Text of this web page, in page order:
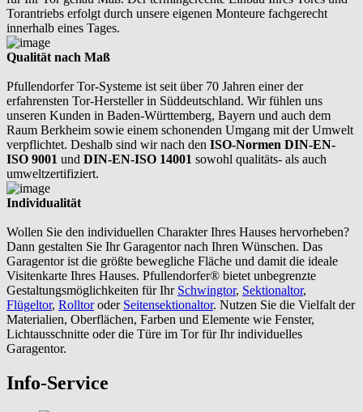
Torantriebs erfolgt durch unsere eigenen Monteure fachgerecht
innerhalb eines Tages.
Qualität nach Maß
Pfullendorfer Tor-Systeme ist seit über 70 Jahren einer der
erfahrensten Tor-Hersteller in Süddeutschland. Wir fühlen uns
unseren Kunden in Baden-Württemberg, Bayern und auch dem
Raum Berkheim sowie einem schonenden Umgang mit der Umwelt
verpflichtet. Deshalb sind wir nach den ISO-Normen DIN-EN-
ISO 9001 und DIN-EN-ISO 14001 sowohl qualitäts- als auch
umweltzertifiziert.
Individualität
Wollen Sie den individuellen Charakter Ihres Hauses hervorheben?
Dann gestalten Sie Ihr Garagentor nach Ihren Wünschen. Das
Garagentor ist die größte bewegliche Fläche und damit die ideale
Visitenkarte Ihres Hauses. Pfullendorfer® bietet unbegrenzte
Gestaltungsmöglichkeiten für Ihr Schwingtor, Sektionaltor,
Flügeltor, Rolltoroder Seitensektionaltor. Nutzen Sie die Vielfalt der
Materialien, Oberflächen, Farben und Elemente wie Fenster,
Lichtausschnitte oder die Türe im Tor für Ihr individuelles
Garagentor.
Info-Service